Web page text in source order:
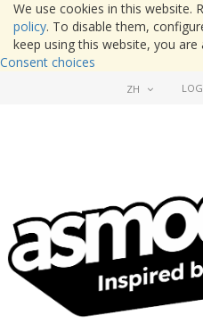
We use cookies in this website.
policy. To disable them,
keep using this website, you are
Consent choices
ZH